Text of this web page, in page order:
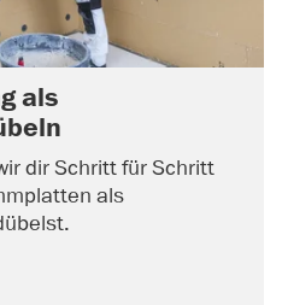
als
dir Schritt für Schritt
als